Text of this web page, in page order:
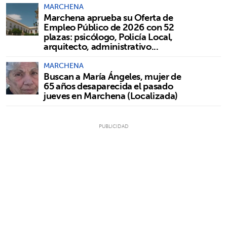
MARCHENA
Marchena aprueba su Oferta de
Empleo Público de 2026 con 52
plazas: psicólogo, Policía Local,
arquitecto, administrativo...
MARCHENA
Buscan a María Ángeles, mujer de
65 años desaparecida el pasado
jueves en Marchena (Localizada)